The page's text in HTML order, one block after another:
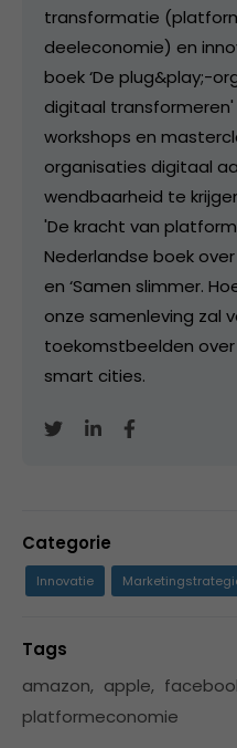
transformatie
deeleconomie) en
boek ‘De plug&play;-
digitaal
workshops en
organisaties digitaal
wendbaarheid te
'De kracht van
Nederlandse boek
en ‘Samen slimmer.
onze samenleving zal
toekomstbeelden
smart cities.
Categorie
Innovatie
Tags
amazon, apple,
platformeconomie